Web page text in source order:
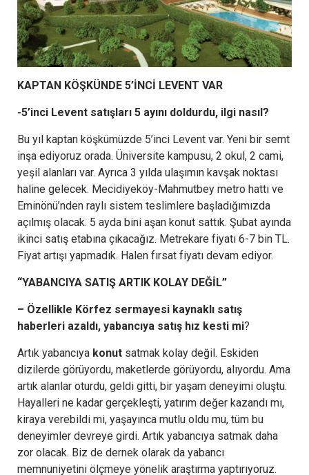
KAPTAN KÖŞKÜNDE 5’İNCİ LEVENT VAR
-5’inci Levent satışları 5 ayını doldurdu, ilgi nasıl?
Bu yıl kaptan köşkümüzde 5’inci Levent var. Yeni bir semt
inşa ediyoruz orada. Üniversite kampusu, 2 okul, 2 cami,
yeşil alanları var. Ayrıca 3 yılda ulaşımın kavşak noktası
haline gelecek. Mecidiyeköy-Mahmutbey metro hattı ve
Eminönü’nden raylı sistem teslimlere başladığımızda
açılmış olacak. 5 ayda bini aşan konut sattık. Şubat ayında
ikinci satış etabına çıkacağız. Metrekare fiyatı 6-7 bin TL.
Fiyat artışı yapmadık. Halen fırsat fiyatı devam ediyor.
“YABANCIYA SATIŞ ARTIK KOLAY DEĞİL”
– Özellikle Körfez sermayesi kaynaklı satış
haberleri azaldı, yabancıya satış hız kesti mi?
Artık yabancıya konut satmak kolay değil. Eskiden
dizilerde görüyordu, maketlerde görüyordu, alıyordu. Ama
artık alanlar oturdu, geldi gitti, bir yaşam deneyimi oluştu.
Hayalleri ne kadar gerçekleşti, yatırım değer kazandı mı,
kiraya verebildi mi, yaşayınca mutlu oldu mu, tüm bu
deneyimler devreye girdi. Artık yabancıya satmak daha
zor olacak. Biz de dernek olarak da yabancı
memnuniyetini ölçmeye yönelik araştırma yaptırıyoruz.